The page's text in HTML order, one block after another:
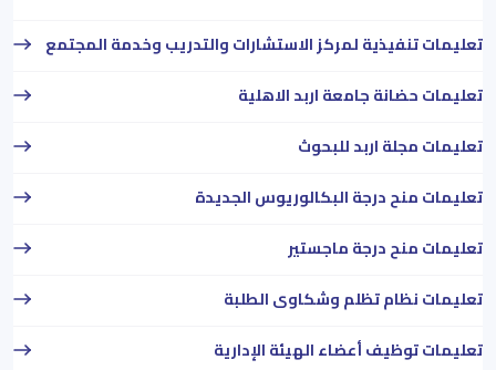
تعليمات تنفيذية لمركز الاستشارات والتدريب وخدمة المجتمع
تعليمات حضانة جامعة اربد الاهلية
تعليمات مجلة اربد للبحوث
تعليمات منح درجة البكالوريوس الجديدة
تعليمات منح درجة ماجستير
تعليمات نظام تظلم وشكاوى الطلبة
تعليمات توظيف أعضاء الهيئة الإدارية